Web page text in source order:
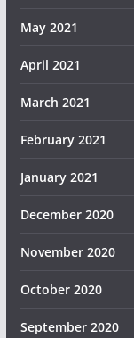
May 2021
April 2021
March 2021
February 2021
January 2021
December 2020
November 2020
October 2020
September 2020